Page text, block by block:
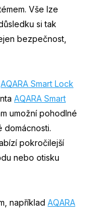
Vše lze
si tak
bezpečnost,
AQARA Smart Lock
AQARA Smart
umožní pohodlné
domácnosti.
pokročilejší
nebo otisku
například AQARA